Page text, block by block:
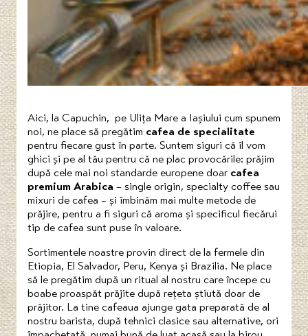
Aici, la Capuchin, pe Ulița Mare a Iașiului cum spunem
noi, ne place să pregătim cafea de specialitate
pentru fiecare gust în parte. Suntem siguri că îl vom
ghici și pe al tău pentru că ne plac provocările: prăjim
după cele mai noi standarde europene doar cafea
premium Arabica – single origin, specialty coffee sau
mixuri de cafea – și îmbinăm mai multe metode de
prăjire, pentru a fi siguri că aroma și specificul fiecărui
tip de cafea sunt puse în valoare.
Sortimentele noastre provin direct de la fermele din
Etiopia, El Salvador, Peru, Kenya și Brazilia. Ne place
să le pregătim după un ritual al nostru care începe cu
boabe proaspăt prăjite după rețeta știută doar de
prăjitor. La tine cafeaua ajunge gata preparată de al
nostru barista, după tehnici clasice sau alternative, ori